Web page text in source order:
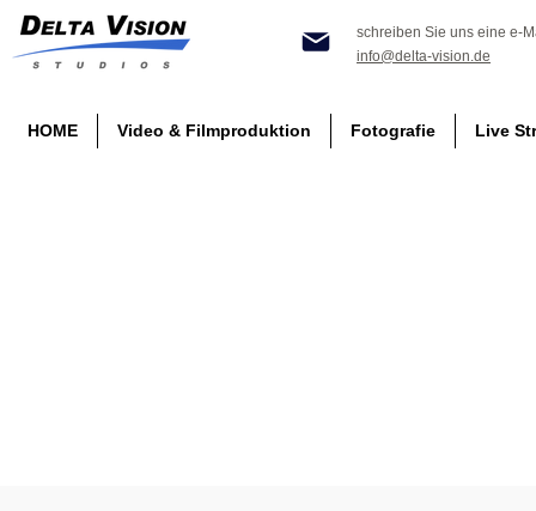
schreiben Sie uns eine e-
info@delta-vision.de
HOME Video & Filmproduktion Fotografie Live